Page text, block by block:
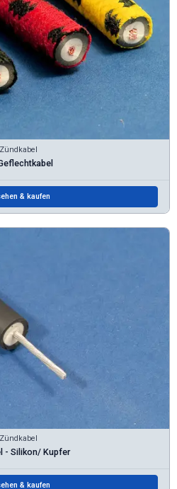
Zündkabel
& kaufen
Zündkabel
- Silikon/ Kupfer
& kaufen